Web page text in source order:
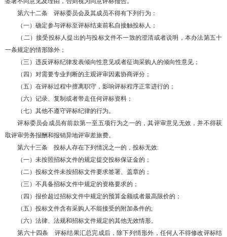
第六十二条 评标委员会及其成员不得有下列行为：
（一）确定参与评标至评标结束前私自接触投标人；
（二）接受投标人提出的与投标文件不一致的澄清或者说明，本办法第五十
一条规定的情形除外；
（三）违反评标纪律发表倾向性意见或者征询采购人的倾向性意见；
（四）对需要专业判断的主观评审因素协商评分；
（五）在评标过程中擅离职守，影响评标程序正常进行的；
（六）记录、复制或者带走任何评标资料；
（七）其他不遵守评标纪律的行为。
评标委员会成员有前款第一至五项行为之一的，其评审意见无效，并不得获
取评审劳务报酬和报销异地评审差旅费。
第六十三条 投标人存在下列情况之一的，投标无效:
（一）未按照招标文件的规定提交投标保证金的；
（二）投标文件未按招标文件要求签署、盖章的；
（三）不具备招标文件中规定的资格要求的；
（四）报价超过招标文件中规定的预算金额或者最高限价的；
（五）投标文件含有采购人不能接受的附加条件的;
（六）法律、法规和招标文件规定的其他无效情形。
第六十四条 评标结果汇总完成后，除下列情形外，任何人不得修改评标结